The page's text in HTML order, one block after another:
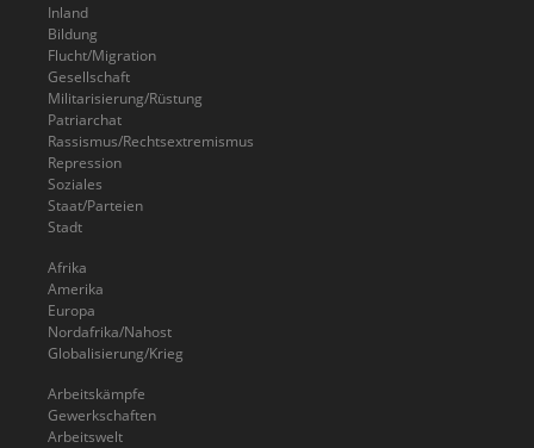
Inland
Bildung
Flucht/Migration
Gesellschaft
Militarisierung/Rüstung
Patriarchat
Rassismus/Rechtsextremismus
Repression
Soziales
Staat/Parteien
Stadt
Afrika
Amerika
Europa
Nordafrika/Nahost
Globalisierung/Krieg
Arbeitskämpfe
Gewerkschaften
Arbeitswelt